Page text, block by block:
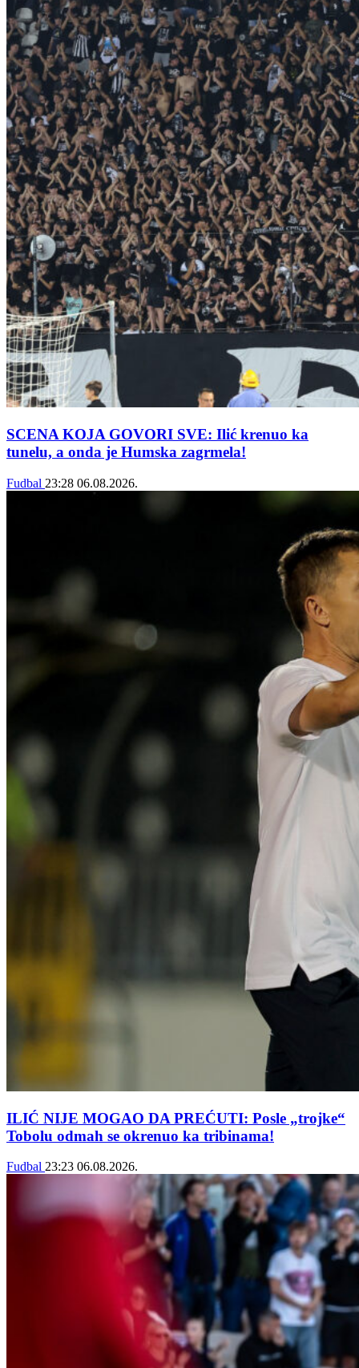
SCENA KOJA GOVORI SVE: Ilić krenuo ka
tunelu, a onda je Humska zagrmela!
Fudbal 23:28 06.08.2026.
ILIĆ NIJE MOGAO DA PREĆUTI: Posle „trojke“
Tobolu odmah se okrenuo ka tribinama!
Fudbal 23:23 06.08.2026.